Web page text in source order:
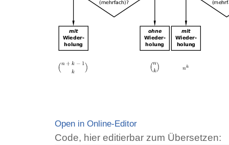
Open in Online-Editor
Code, hier editierbar zum Übersetzen: